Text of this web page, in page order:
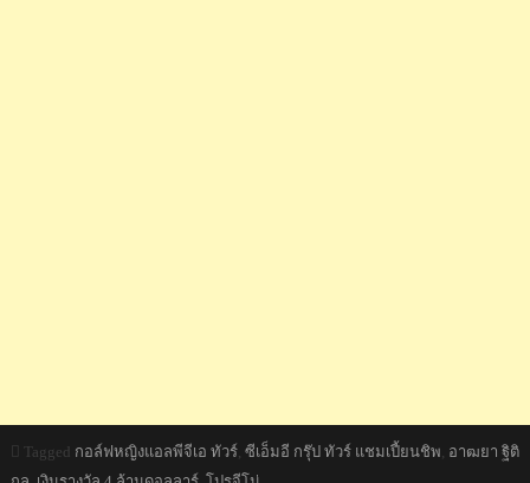
Tagged กอล์ฟหญิงแอลพีจีเอ ทัวร์, ซีเอ็มอี กรุ๊ป ทัวร์ แชมเปี้ยนชิพ, อาฒยา ฐิติ